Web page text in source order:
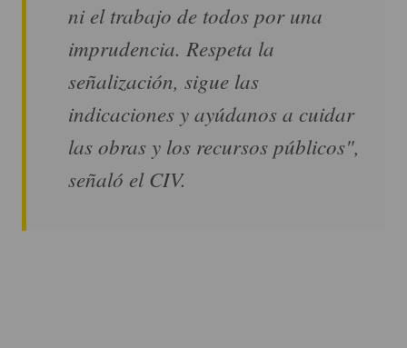
ni el trabajo de todos por una
imprudencia. Respeta la
señalización, sigue las
indicaciones y ayúdanos a cuidar
las obras y los recursos públicos",
señaló el CIV.